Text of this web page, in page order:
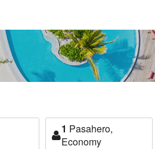
1 Pasahero,
Economy